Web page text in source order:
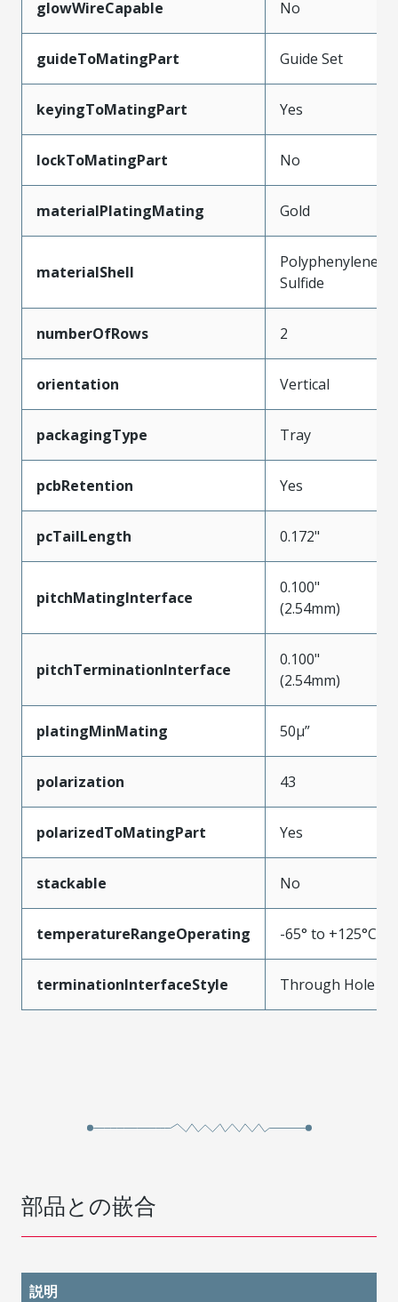
glowWireCapable No
guideToMatingPart Guide Set
keyingToMatingPart Yes
lockToMatingPart No
materialPlatingMating Gold
materialShell
Polyphenylene
Sulfide
numberOfRows 2
orientation Vertical
packagingType Tray
pcbRetention Yes
pcTailLength 0.172"
pitchMatingInterface
0.100"
(2.54mm)
pitchTerminationInterface
0.100"
(2.54mm)
platingMinMating 50µ”
polarization 43
polarizedToMatingPart Yes
stackable No
temperatureRangeOperating -65° to +125°C
terminationInterfaceStyle Through Hole
部品との嵌合
説明